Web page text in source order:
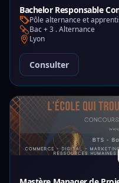
Bachelor Responsable
Pôle alternance et
Bac + 3 . Alternance
Lyon
Consulter